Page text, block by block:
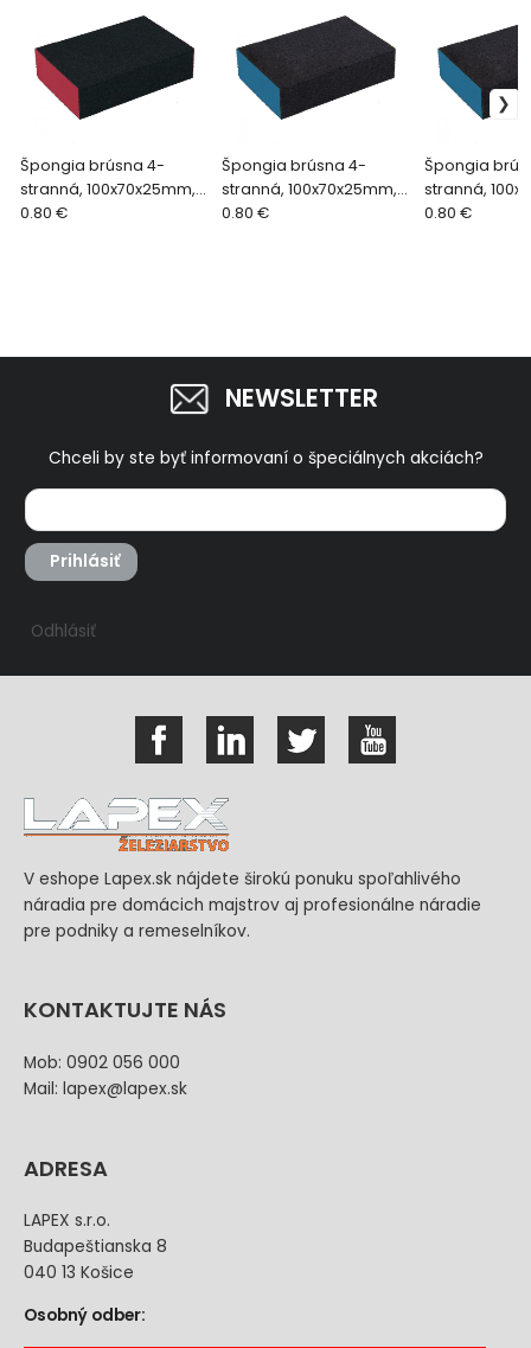
Špongia brúsna 4-
stranná, 100x70x25mm,
P80, EVA, 100x70x25mm,
0.80 €
Špongia brúsna 4-
stranná, 100x70x25mm,
P180, EVA, 100x70x25mm,
0.80 €
Špongia
stranná,
P220, EVA,
0.80 €
NEWSLETTER
Chceli by ste byť informovaní o špeciálnych akciách?
Prihlásiť
Odhlásiť
V eshope Lapex.sk nájdete širokú ponuku spoľahlivého
náradia pre domácich majstrov aj profesionálne náradie
pre podniky a remeselníkov.
KONTAKTUJTE NÁS
Mob: 0902 056 000
Mail: lapex@lapex.sk
ADRESA
LAPEX s.r.o.
Budapeštianska 8
040 13 Košice
Osobný odber: